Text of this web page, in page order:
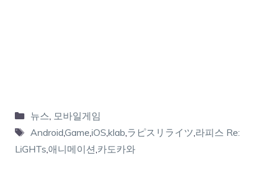
뉴스 모바일게임
AndroidGame iOS klab ラピスリライツ 라피스 Re:
LiGHTs 애니메이션 카도카와